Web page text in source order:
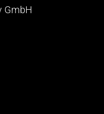
GmbH